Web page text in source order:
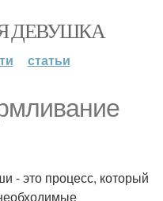
ДЕВУШКА
статьи
- это процесс, который